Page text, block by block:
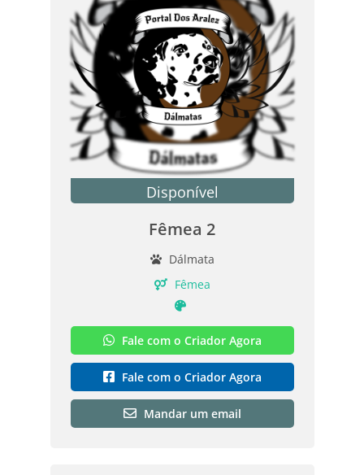
Disponível
Fêmea 2
Dálmata
Fêmea
Fale com o Criador Agora
Fale com o Criador Agora
Mandar um email